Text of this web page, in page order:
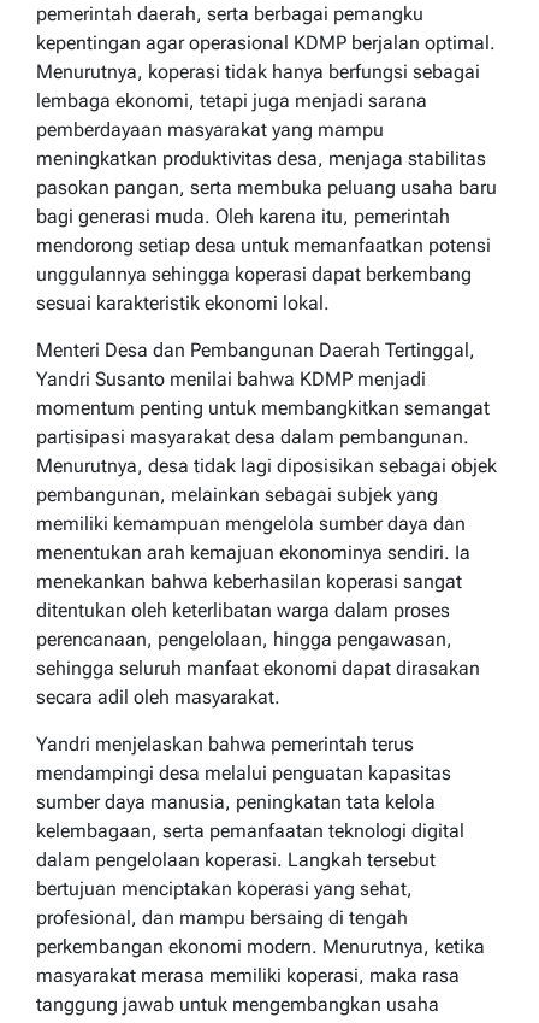
pemerintah daerah, serta berbagai pemangku
kepentingan agar operasional KDMP berjalan optimal.
Menurutnya, koperasi tidak hanya berfungsi sebagai
lembaga ekonomi, tetapi juga menjadi sarana
pemberdayaan masyarakat yang mampu
meningkatkan produktivitas desa, menjaga stabilitas
pasokan pangan, serta membuka peluang usaha baru
bagi generasi muda. Oleh karena itu, pemerintah
mendorong setiap desa untuk memanfaatkan potensi
unggulannya sehingga koperasi dapat berkembang
sesuai karakteristik ekonomi lokal.
Menteri Desa dan Pembangunan Daerah Tertinggal,
Yandri Susanto menilai bahwa KDMP menjadi
momentum penting untuk membangkitkan semangat
partisipasi masyarakat desa dalam pembangunan.
Menurutnya, desa tidak lagi diposisikan sebagai objek
pembangunan, melainkan sebagai subjek yang
memiliki kemampuan mengelola sumber daya dan
menentukan arah kemajuan ekonominya sendiri. Ia
menekankan bahwa keberhasilan koperasi sangat
ditentukan oleh keterlibatan warga dalam proses
perencanaan, pengelolaan, hingga pengawasan,
sehingga seluruh manfaat ekonomi dapat dirasakan
secara adil oleh masyarakat.
Yandri menjelaskan bahwa pemerintah terus
mendampingi desa melalui penguatan kapasitas
sumber daya manusia, peningkatan tata kelola
kelembagaan, serta pemanfaatan teknologi digital
dalam pengelolaan koperasi. Langkah tersebut
bertujuan menciptakan koperasi yang sehat,
profesional, dan mampu bersaing di tengah
perkembangan ekonomi modern. Menurutnya, ketika
masyarakat merasa memiliki koperasi, maka rasa
tanggung jawab untuk mengembangkan usaha